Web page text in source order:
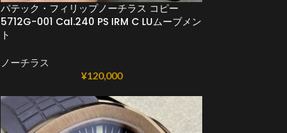
パテック・フィリップノーチラス コピー
5712G-001 Cal.240 PS IRM C LUムーブメン
ト
ノーチラス
¥120,000